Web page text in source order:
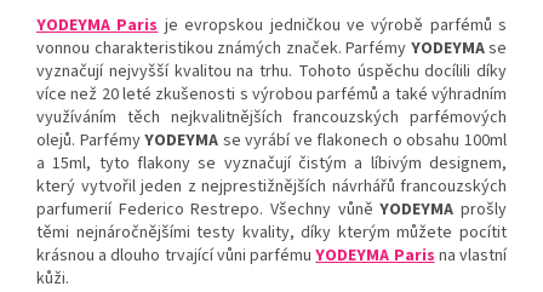
YODEYMA Paris je evropskou jedničkou ve výrobě parfémů s
vonnou charakteristikou známých značek. Parfémy YODEYMAse
vyznačují nejvyšší kvalitou na trhu. Tohoto úspěchu docílili díky
více než 20 leté zkušenosti s výrobou parfémů a také výhradním
využíváním těch nejkvalitnějších francouzských parfémových
olejů. ParfémyYODEYMA se vyrábí ve flakonech o obsahu 100ml
a 15ml, tyto flakony se vyznačují čistým a líbivým designem,
který vytvořil jeden z nejprestižnějších návrhářů francouzských
parfumerií Federico Restrepo. Všechny vůněYODEYMA prošly
těmi nejnáročnějšími testy kvality, díky kterým můžete pocítit
krásnou a dlouho trvající vůni parfémuYODEYMA Paris na vlastní
kůži.